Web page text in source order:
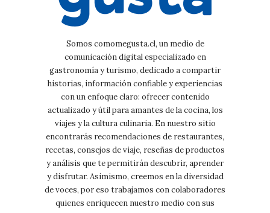
Somos comomegusta.cl, un medio de
comunicación digital especializado en
gastronomía y turismo, dedicado a compartir
historias, información confiable y experiencias
con un enfoque claro: ofrecer contenido
actualizado y útil para amantes de la cocina, los
viajes y la cultura culinaria. En nuestro sitio
encontrarás recomendaciones de restaurantes,
recetas, consejos de viaje, reseñas de productos
y análisis que te permitirán descubrir, aprender
y disfrutar. Asimismo, creemos en la diversidad
de voces, por eso trabajamos con colaboradores
quienes enriquecen nuestro medio con sus